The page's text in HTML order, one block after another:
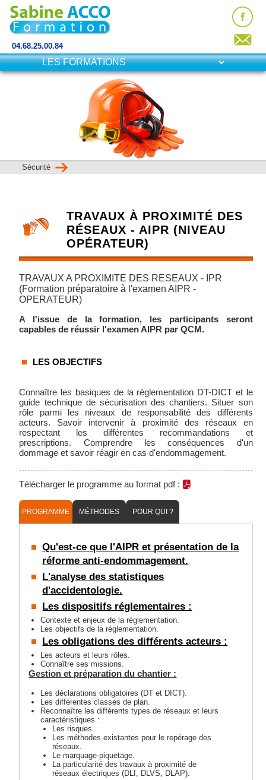
04.68.25.00.84
Sécurité
TRAVAUX À PROXIMITÉ DES
RÉSEAUX - AIPR (NIVEAU
OPÉRATEUR)
TRAVAUX A PROXIMITE DES RESEAUX - IPR
(Formation préparatoire à l'examen AIPR -
OPERATEUR)
A l'issue de la formation, les participants seront
capables de réussir l'examen AIPR par QCM.
LES OBJECTIFS
Connaître les basiques de la règlementation DT-DICT et le
guide technique de sécurisation des chantiers. Situer son
rôle parmi les niveaux de responsabilité des différents
acteurs. Savoir intervenir à proximité des réseaux en
respectant les différentes recommandations et
prescriptions. Comprendre les conséquences d'un
dommage et savoir réagir en cas d'endommagement.
Télécharger le programme au format pdf :
PROGRAMME MÉTHODES POUR QUI ?
Qu'est-ce que l'AIPR et présentation de la
réforme anti-endommagement.
L'analyse des statistiques
d'accidentologie.
Les dispositifs réglementaires :
Contexte et enjeux de la réglementation.
Les objectifs de la réglementation.
Les obligations des différents acteurs :
Les acteurs et leurs rôles.
Connaître ses missions.
Gestion et préparation du chantier :
Les déclarations obligatoires (DT et DICT).
Les différentes classes de plan.
Reconnaître les différents types de réseaux et leurs
caractéristiques :
Les risques.
Les méthodes existantes pour le repérage des
réseaux.
Le marquage-piquetage.
La particularité des travaux à proximité de
réseaux électriques (DLI, DLVS, DLAP).